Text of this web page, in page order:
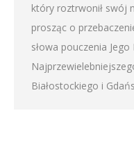
który roztrwonił swój
prosząc o
słowa pouczenia Jego
Białostockiego i